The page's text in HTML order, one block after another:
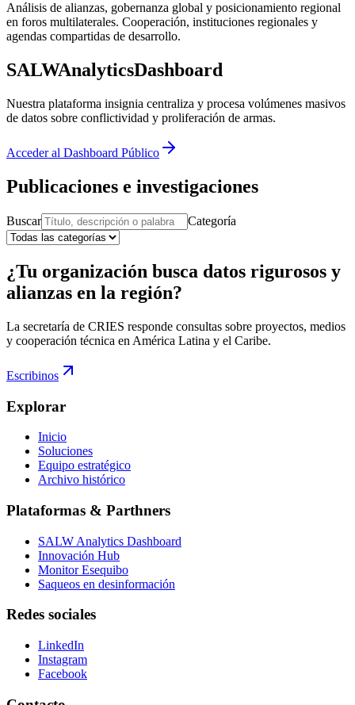
Análisis de alianzas, gobernanza global y posicionamiento regional
en foros multilaterales. Cooperación, instituciones regionales y
agendas compartidas de desarrollo.
SALWAnalyticsDashboard
Nuestra plataforma insignia centraliza y procesa volúmenes masivos
de datos sobre conflictividad y proliferación de armas.
Acceder al Dashboard Público
Publicaciones e investigaciones
Buscar Categoría
¿Tu organización busca datos rigurosos y
alianzas en la región?
La secretaría de CRIES responde consultas sobre proyectos, medios
y cooperación técnica en América Latina y el Caribe.
Escribinos
Explorar
Inicio
Soluciones
Equipo estratégico
Archivo histórico
Plataformas & Parthners
SALW Analytics Dashboard
Innovación Hub
Monitor Esequibo
Saqueos en desinformación
Redes sociales
LinkedIn
Instagram
Facebook